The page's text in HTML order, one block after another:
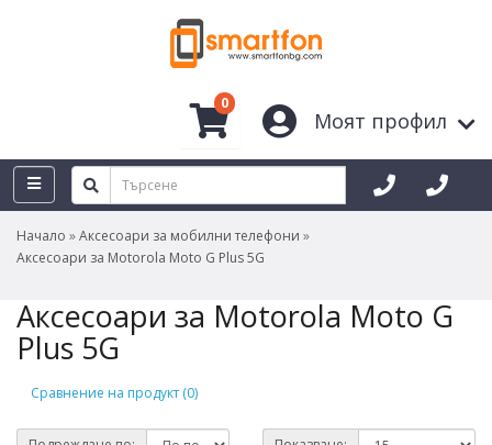
Моят профил
0
Начало
Аксесоари за мобилни телефони
Аксесоари за Motorola Moto G Plus 5G
Аксесоари за Motorola Moto G
Plus 5G
Сравнение на продукт (0)